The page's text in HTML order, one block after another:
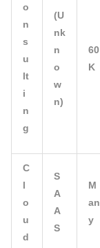
o
n
s
u
lt
i
n
g
(U
nk
n
o
w
n)
60
K
C
l
o
u
d
S
A
A
S
M
an
y